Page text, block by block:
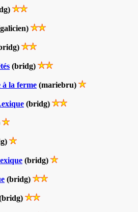
(bridg)
la ferme (mariebru)
(bridg)
(bridg)
(bridg)